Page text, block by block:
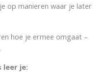
op manieren waar je later
hoe je ermee omgaat –
leer je: